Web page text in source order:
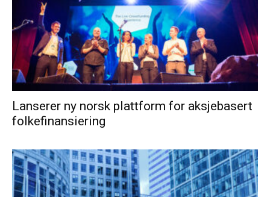
Lanserer ny norsk plattform for aksjebasert
folkefinansiering